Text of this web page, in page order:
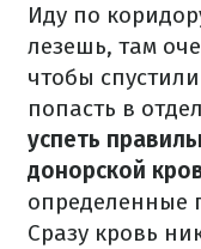
Иду по
лезешь, там
чтобы
попасть в
успеть
донорской
определенные
Сразу кровь